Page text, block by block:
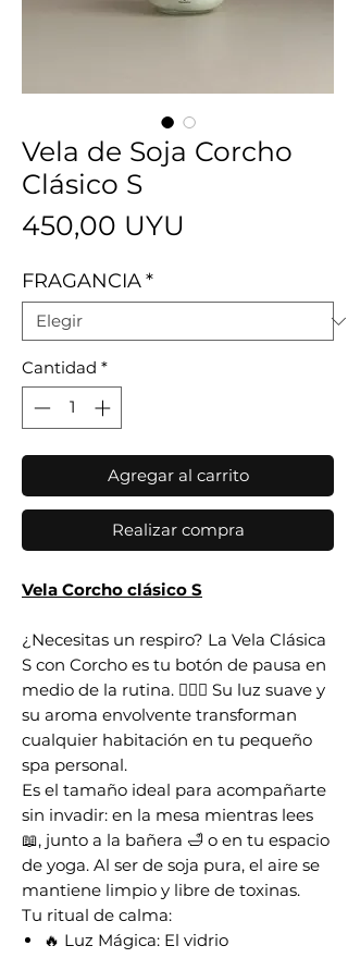
Vela de Soja Corcho
Clásico S
450,00 UYU
FRAGANCIA*
Cantidad *
Agregar al carrito
Realizar compra
Vela Corcho clásico S
¿Necesitas un respiro? La Vela Clásica
S con Corcho es tu botón de pausa en
medio de la rutina. 🧘‍♀️✨ Su luz suave y
su aroma envolvente transforman
cualquier habitación en tu pequeño
spa personal.
Es el tamaño ideal para acompañarte
sin invadir: en la mesa mientras lees
📖, junto a la bañera 🛁 o en tu espacio
de yoga. Al ser de soja pura, el aire se
mantiene limpio y libre de toxinas.
Tu ritual de calma:
🔥 Luz Mágica: El vidrio